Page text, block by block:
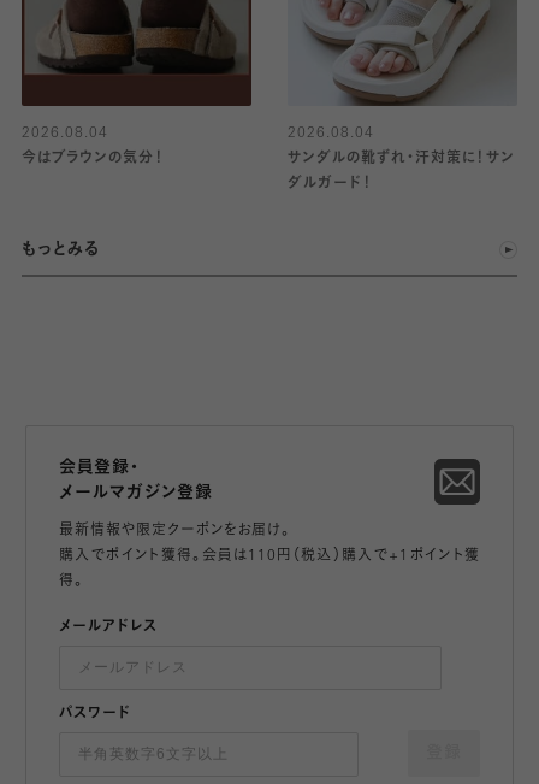
2026.08.04
今はブラウンの気分！
2026.08.04
サンダルの靴ずれ・汗対策に！サン
ダルガード！
もっとみる
会員登録・
メールマガジン登録
最新情報や限定クーポンをお届け。
購入でポイント獲得。会員は110円（税込）購入で+1ポイント獲
得。
メールアドレス
パスワード